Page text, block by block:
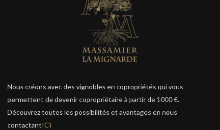
Nous créons avec des vignobles en copropriétés qui vous
permettent de devenir copropriétaire à partir de 1000 €.
Découvrez toutes les possibilités et avantages en nous
contactantICI